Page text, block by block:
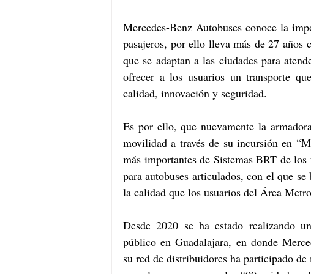
Mercedes-Benz Autobuses conoce la
pasajeros, por ello lleva más de 27 años
que se adaptan a las ciudades para
ofrecer a los usuarios un transporte
calidad, innovación y seguridad.
Es por ello, que nuevamente la
movilidad a través de su incursión en
más importantes de Sistemas BRT de
para autobuses articulados, con el que
la calidad que los usuarios del Área
Desde 2020 se ha estado realizando
público en Guadalajara, en donde
su red de distribuidores ha participado